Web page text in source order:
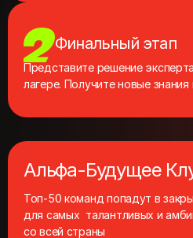
Финальный этап
Представите решение
лагере. Получите новые
Альфа-Будущее
Топ‑50 команд попадут в
для самых талантливых и
со всей страны